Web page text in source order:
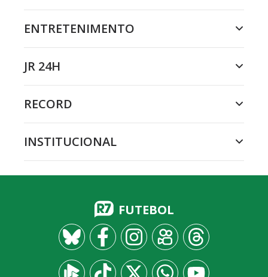
ENTRETENIMENTO
JR 24H
RECORD
INSTITUCIONAL
FUTEBOL